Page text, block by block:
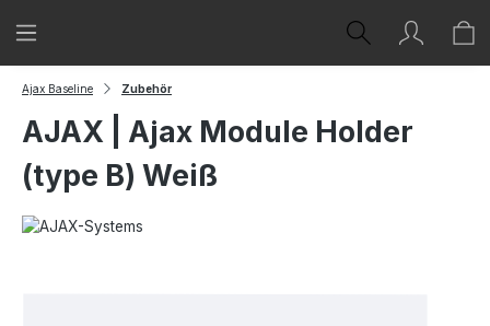
Zum Hauptinhalt springen
Ajax Baseline Zubehör
AJAX | Ajax Module Holder
(type B) Weiß